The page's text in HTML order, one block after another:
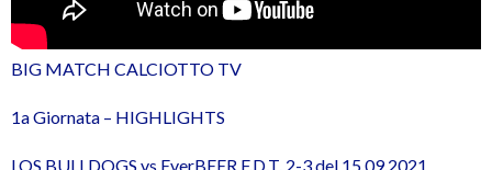
BIG MATCH CALCIOTTO TV
1a Giornata – HIGHLIGHTS
LOS BULLDOGS vs EverBEER F.D.T. 2-3 del 15.09.2021